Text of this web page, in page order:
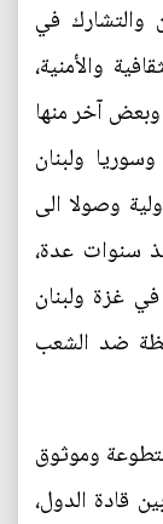
والتشارك في
والأمنية،
آخر منها
ولبنان
وصولا الى
سنوات عدة،
غزة ولبنان
ضد الشعب
وموثوق
قادة الدول،